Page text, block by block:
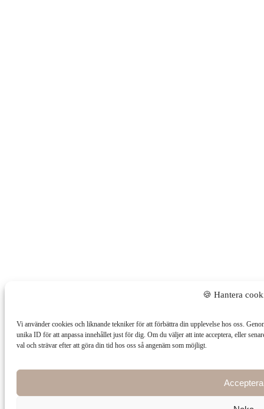
🍪 Hantera
Vi använder cookies och liknande tekniker för att förbättra din upplevelse hos oss.
unika ID för att anpassa innehållet just för dig. Om du väljer att inte acceptera, eller
val och strävar efter att göra din tid hos oss så angenäm som möjligt.
Acceptera